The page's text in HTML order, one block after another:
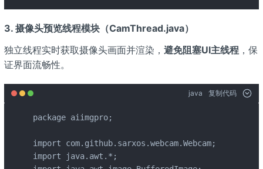
3. 摄像头预览线程模块（CamThread.java）
独立线程实时获取摄像头画面并渲染， 避免阻塞UI主线程，保
证界面流畅性。
java 复制代码
package aiimgpro;
import com.github.sarxos.webcam.Webcam;
import java.awt.*;